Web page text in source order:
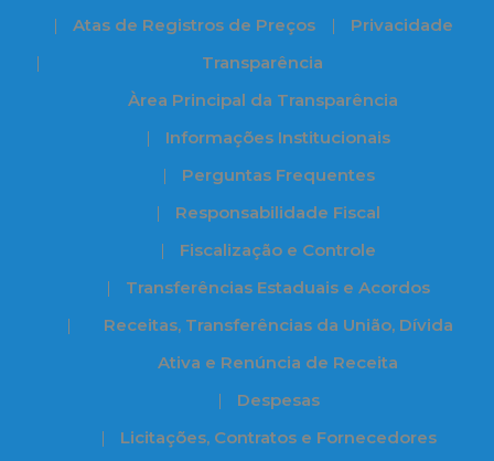
Atas de Registros de Preços
Privacidade
Transparência
Àrea Principal da Transparência
Informações Institucionais
Perguntas Frequentes
Responsabilidade Fiscal
Fiscalização e Controle
Transferências Estaduais e Acordos
Receitas, Transferências da União, Dívida
Ativa e Renúncia de Receita
Despesas
Licitações, Contratos e Fornecedores